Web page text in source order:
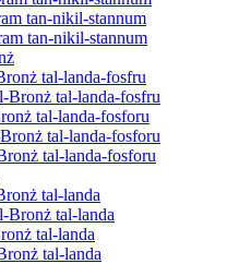
tan-nikil-stannum
tan-nikil-stannum
tal-landa-fosfru
Bronż tal-landa-fosfru
tal-landa-fosforu
tal-landa-fosforu
tal-landa-fosforu
tal-landa
Bronż tal-landa
tal-landa
tal-landa